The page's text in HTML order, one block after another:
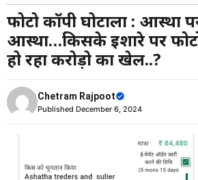
किसकी आस्था…किसके इशारे पर फोटोकॉपी के नाम
फोटो कॉपी घोटाला : आस्था
आस्था…किसके इशारे पर
हो रहा करोड़ो का खेल..?
Chetram Rajpoot
Published December 6, 2024